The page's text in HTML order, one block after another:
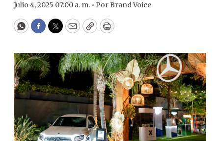
Julio 4, 2025 07:00 a. m. • PorBrand Voice
WhatsApp
Facebook
Twitter
EmailCopyPrint